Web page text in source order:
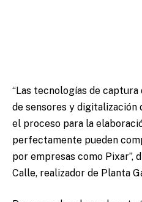
“Las tecnologías de
de sensores y digitalización
el proceso para la
perfectamente pueden
por empresas como Pixar”,
Calle, realizador de Planta